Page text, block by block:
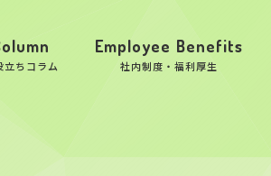
立ちコラム
Employee Benefits
社内制度・福利厚生